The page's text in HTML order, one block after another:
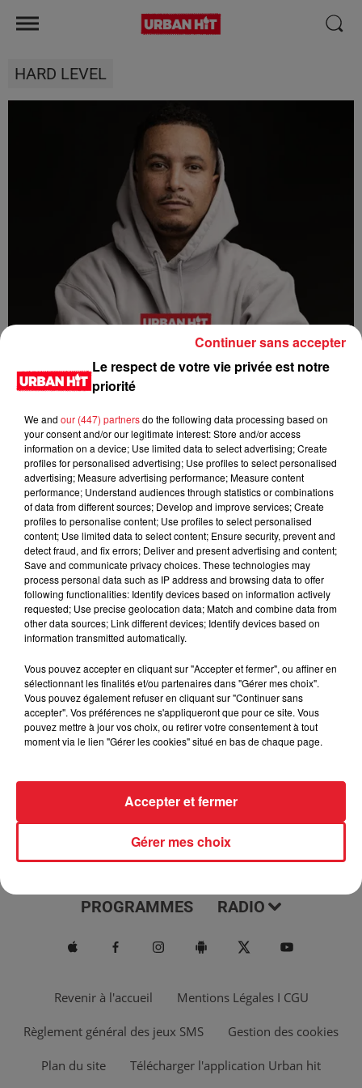
HARD LEVEL
0:00 26 min 45 sec
11 janvier 2025 - 26 min 45 sec
DJ EAZY K 21H20 du 11.01.2025
Hard Level
ACTUS MUSIQUES
PROGRAMMES RADIO
Revenir à l'accueil Mentions Légales I CGU
Règlement général des jeux SMS Gestion des cookies
Plan du site Télécharger l'application Urban hit
Le respect de votre vie privée est notre
priorité
We and our (447) partnersdo the following data processing based on
your consent and/or our legitimate interest: Store and/or access
information on a device; Use limited data to select advertising; Create
profiles for personalised advertising; Use profiles to select personalised
advertising; Measure advertising performance; Measure content
performance; Understand audiences through statistics or combinations
of data from different sources; Develop and improve services; Create
profiles to personalise content; Use profiles to select personalised
content; Use limited data to select content; Ensure security, prevent and
detect fraud, and fix errors; Deliver and present advertising and content;
Save and communicate privacy choices. These technologies may
process personal data such as IP address and browsing data to offer
following functionalities: Identify devices based on information actively
requested; Use precise geolocation data; Match and combine data from
other data sources; Link different devices; Identify devices based on
information transmitted automatically.
Vous pouvez accepter en cliquant sur "Accepter et fermer", ou affiner en
sélectionnant les finalités et/ou partenaires dans "Gérer mes choix".
Vous pouvez également refuser en cliquant sur "Continuer sans
accepter". Vos préférences ne s'appliqueront que pour ce site. Vous
pouvez mettre à jour vos choix, ou retirer votre consentement à tout
moment via le lien "Gérer les cookies" situé en bas de chaque page.
Gérer mes choix
Accepter et fermer
Continuer sans accepter